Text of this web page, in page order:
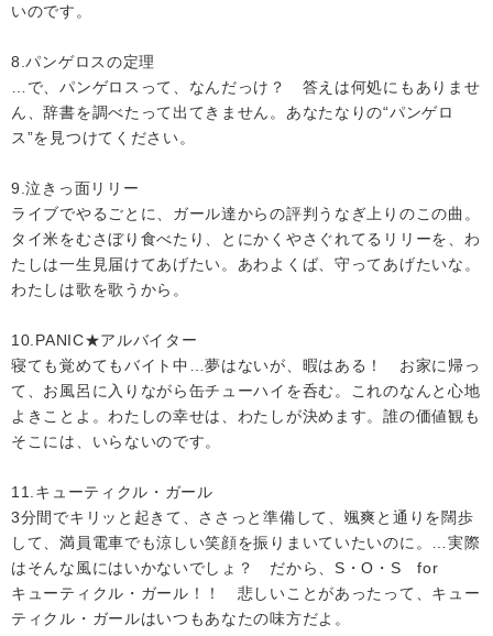
いのです。
8.パンゲロスの定理
…で、パンゲロスって、なんだっけ？ 答えは何処にもありませ
ん、辞書を調べたって出てきません。あなたなりの“パンゲロ
ス”を見つけてください。
9.泣きっ面リリー
ライブでやるごとに、ガール達からの評判うなぎ上りのこの曲。
タイ米をむさぼり食べたり、とにかくやさぐれてるリリーを、わ
たしは一生見届けてあげたい。あわよくば、守ってあげたいな。
わたしは歌を歌うから。
10.PANIC★アルバイター
寝ても覚めてもバイト中…夢はないが、暇はある！ お家に帰っ
て、お風呂に入りながら缶チューハイを呑む。これのなんと心地
よきことよ。わたしの幸せは、わたしが決めます。誰の価値観も
そこには、いらないのです。
11.キューティクル・ガール
3分間でキリッと起きて、ささっと準備して、颯爽と通りを闊歩
して、満員電車でも涼しい笑顔を振りまいていたいのに。…実際
はそんな風にはいかないでしょ？ だから、S・O・S for
キューティクル・ガール！！ 悲しいことがあったって、キュー
ティクル・ガールはいつもあなたの味方だよ。